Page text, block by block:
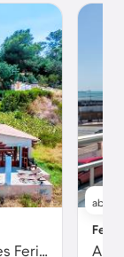
Voll ausgestattetes wunderschönes Ferienhaus mit Whirlpool, Pool und Grill | Gartenblick
ab